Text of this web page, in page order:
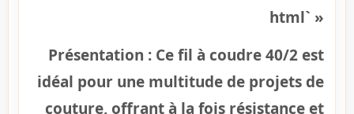
« `html
Présentation : Ce fil à coudre 40/2 est
idéal pour une multitude de projets de
couture, offrant à la fois résistance et